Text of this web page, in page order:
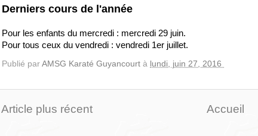
Derniers cours de l'année
Pour les enfants du mercredi : mercredi 29 juin.
Pour tous ceux du vendredi : vendredi 1er juillet.
Publié par AMSG Karaté Guyancourt à lundi, juin 27, 2016
Article plus récent Accueil